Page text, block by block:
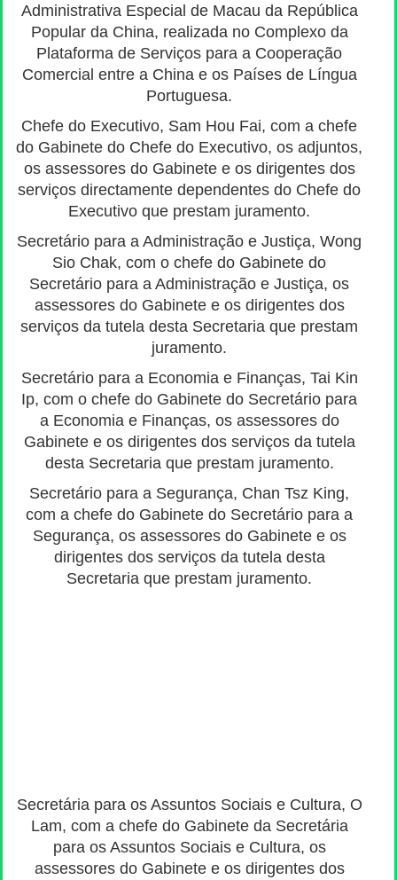
Administrativa Especial de Macau da República
Popular da China, realizada no Complexo da
Plataforma de Serviços para a Cooperação
Comercial entre a China e os Países de Língua
Portuguesa.
Chefe do Executivo, Sam Hou Fai, com a chefe
do Gabinete do Chefe do Executivo, os adjuntos,
os assessores do Gabinete e os dirigentes dos
serviços directamente dependentes do Chefe do
Executivo que prestam juramento.
Secretário para a Administração e Justiça, Wong
Sio Chak, com o chefe do Gabinete do
Secretário para a Administração e Justiça, os
assessores do Gabinete e os dirigentes dos
serviços da tutela desta Secretaria que prestam
juramento.
Secretário para a Economia e Finanças, Tai Kin
Ip, com o chefe do Gabinete do Secretário para
a Economia e Finanças, os assessores do
Gabinete e os dirigentes dos serviços da tutela
desta Secretaria que prestam juramento.
Secretário para a Segurança, Chan Tsz King,
com a chefe do Gabinete do Secretário para a
Segurança, os assessores do Gabinete e os
dirigentes dos serviços da tutela desta
Secretaria que prestam juramento.
Secretária para os Assuntos Sociais e Cultura, O
Lam, com a chefe do Gabinete da Secretária
para os Assuntos Sociais e Cultura, os
assessores do Gabinete e os dirigentes dos